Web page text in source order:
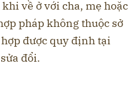
về ở với cha, mẹ hoặc
pháp không thuộc sở
được quy định tại
đổi.